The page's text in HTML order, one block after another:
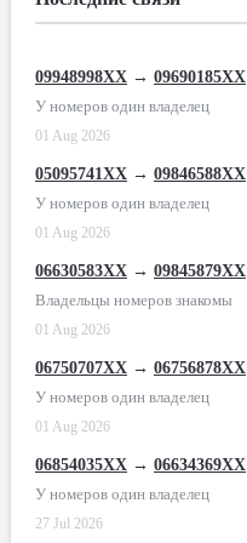
09948998XX → 09690185XX
У номеров один владелец
01 Aug 2026
05095741XX → 09846588XX
У номеров один владелец
01 Aug 2026
06630583XX → 09845879XX
Владельцы номеров знакомы
01 Aug 2026
06750707XX → 06756878XX
У номеров один владелец
01 Aug 2026
06854035XX → 06634369XX
У номеров один владелец
27 Jul 2026